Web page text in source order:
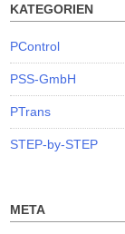
KATEGORIEN
PControl
PSS-GmbH
PTrans
STEP-by-STEP
META